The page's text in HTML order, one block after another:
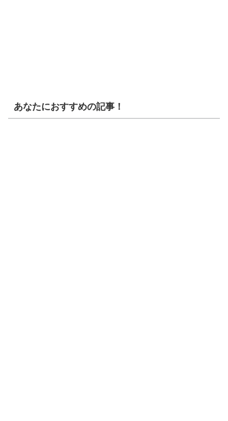
あなたにおすすめの記事！